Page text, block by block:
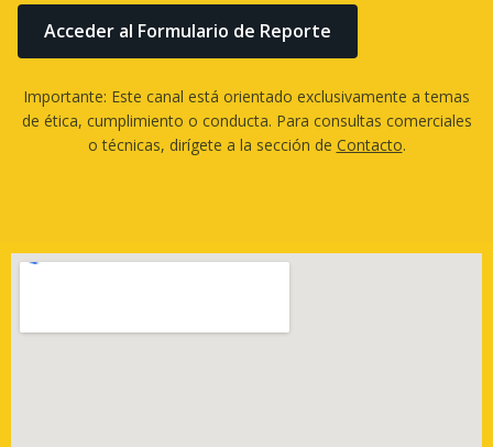
Acceder al Formulario de Reporte
Importante: Este canal está orientado exclusivamente a temas
de ética, cumplimiento o conducta. Para consultas comerciales
o técnicas, dirígete a la sección de Contacto.